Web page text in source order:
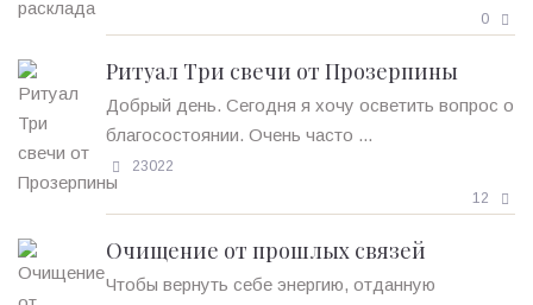
0
Ритуал Три свечи от Прозерпины
Добрый день. Сегодня я хочу осветить вопрос о
благосостоянии. Очень часто ...
23022
12
Очищение от прошлых связей
Чтобы вернуть себе энергию, отданную